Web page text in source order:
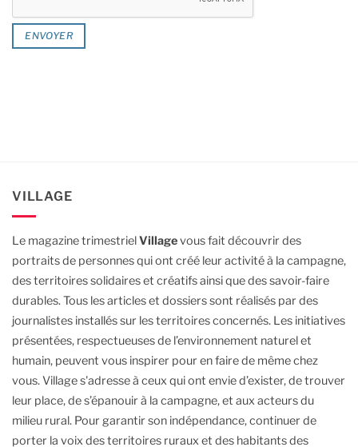
VILLAGE
Le magazine trimestrielVillagevous fait découvrir des
portraits de personnes qui ont créé leur activité à la campagne,
des territoires solidaires et créatifs ainsi que des savoir-faire
durables.Tous les articles et dossiers sont réalisés par des
journalistes installés sur les territoires concernés. Les initiatives
présentées, respectueuses de l’environnement naturel et
humain, peuvent vous inspirer pour en faire de même chez
vous.Village s'adresse à ceux qui ont envie d’exister, de trouver
leur place, de s’épanouir à la campagne, et aux acteurs du
milieu rural. Pour garantir son indépendance, continuer de
porter la voix des territoires ruraux et des habitants des